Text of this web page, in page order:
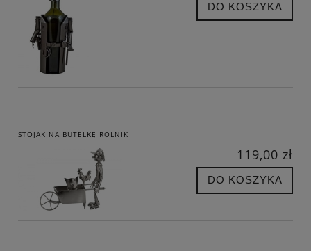
DO KOSZYKA
STOJAK NA BUTELKĘ ROLNIK
119,00 zł
DO KOSZYKA